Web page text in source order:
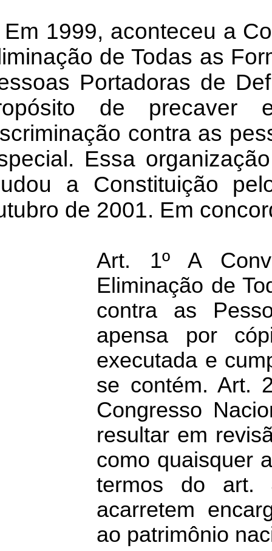
Em 1999, aconteceu a
de Todas as
Portadoras de
de precaver
contra as
Essa
a Constituição
de 2001. Em
Art. 1º A
Eliminação de
contra as
apensa por
executada e
se contém. Art.
Congresso
resultar em
como quaisquer
termos do art.
acarretem
ao patrimônio